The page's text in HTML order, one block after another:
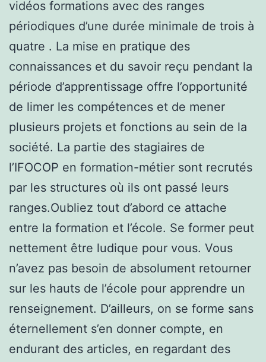
vidéos formations avec des ranges
périodiques d’une durée minimale de trois à
quatre . La mise en pratique des
connaissances et du savoir reçu pendant la
période d’apprentissage offre l’opportunité
de limer les compétences et de mener
plusieurs projets et fonctions au sein de la
société. La partie des stagiaires de
l’IFOCOP en formation-métier sont recrutés
par les structures où ils ont passé leurs
ranges.Oubliez tout d’abord ce attache
entre la formation et l’école. Se former peut
nettement être ludique pour vous. Vous
n’avez pas besoin de absolument retourner
sur les hauts de l’école pour apprendre un
renseignement. D’ailleurs, on se forme sans
éternellement s’en donner compte, en
endurant des articles, en regardant des